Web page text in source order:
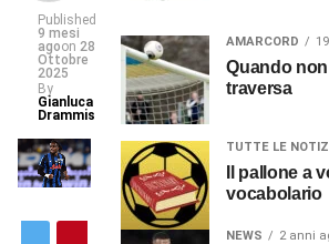
Published
9 mesi
agoon 28
Ottobre
2025
By
Gianluca
Drammis
AMARCORD
Quando
traversa
TUTTE LE
Il pallone a
vocabolario
NEWS 2 anni